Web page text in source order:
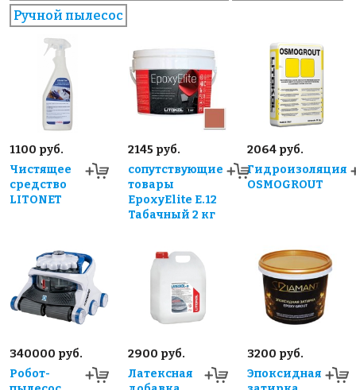
Ручной пылесос
1100 руб.
Чистящее
средство
LITONET
2145 руб.
сопутствующие
товары
EpoxyElite E.12
Табачный 2 кг
2064 руб.
Гидроизоляция
OSMOGROUT
340000 руб.
Робот-
2900 руб.
Латексная
3200 руб.
Эпоксидная